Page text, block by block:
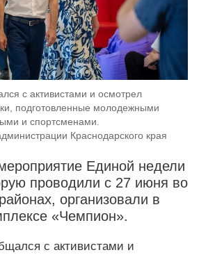
с активистами и осмотрел
подготовленные молодежными
и спортсменами.
Краснодарского края
Единой недели
проводили с 27 июня во
организовали в
«Чемпион».
с активистами и